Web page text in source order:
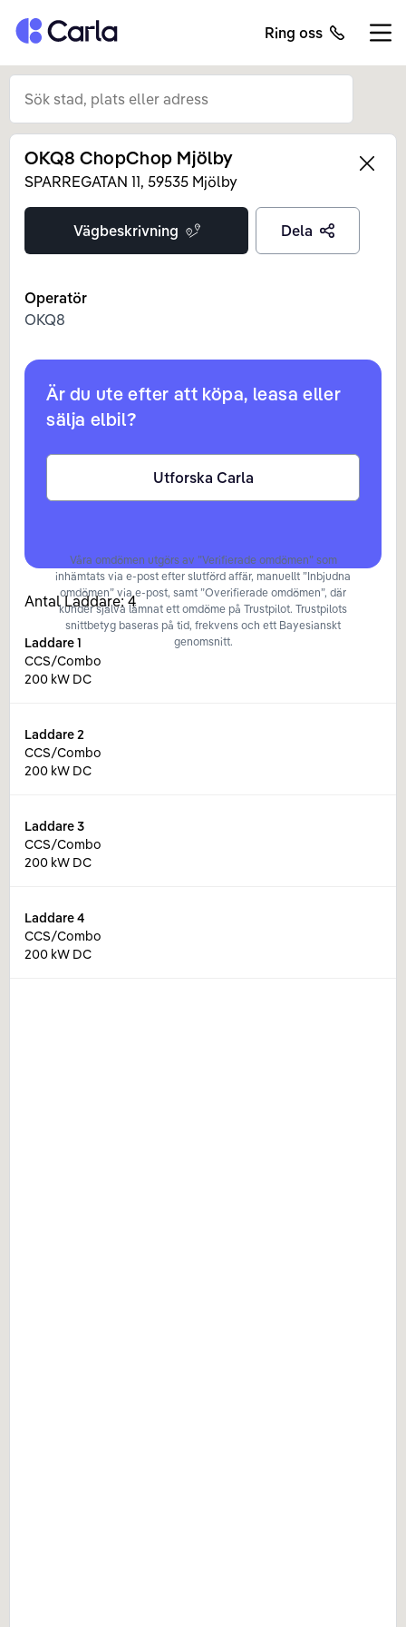
Tillbaka till startsidan Ring oss
Left
OKQ8 ChopChop Mjölby
SPARREGATAN 11, 59535 Mjölby
Vägbeskrivning Dela
Operatör
OKQ8
Är du ute efter att köpa, leasa eller
sälja elbil?
Utforska Carla
Våra omdömen utgörs av ”Verifierade omdömen” som
inhämtats via e-post efter slutförd affär, manuellt ”Inbjudna
omdömen” via e-post, samt ”Overifierade omdömen”, där
kunder själva lämnat ett omdöme på Trustpilot. Trustpilots
snittbetyg baseras på tid, frekvens och ett Bayesianskt
genomsnitt.
Antal Laddare:4
Laddare1
CCS/Combo
200 kW DC
Laddare2
CCS/Combo
200 kW DC
Laddare3
CCS/Combo
200 kW DC
Laddare4
CCS/Combo
200 kW DC